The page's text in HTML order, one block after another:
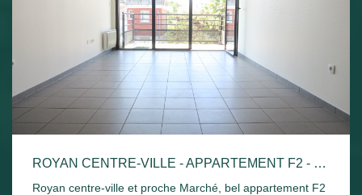
ROYAN CENTRE-VILLE - APPARTEMENT F2 - 42.52M²
Royan centre-ville et proche Marché, bel appartement F2